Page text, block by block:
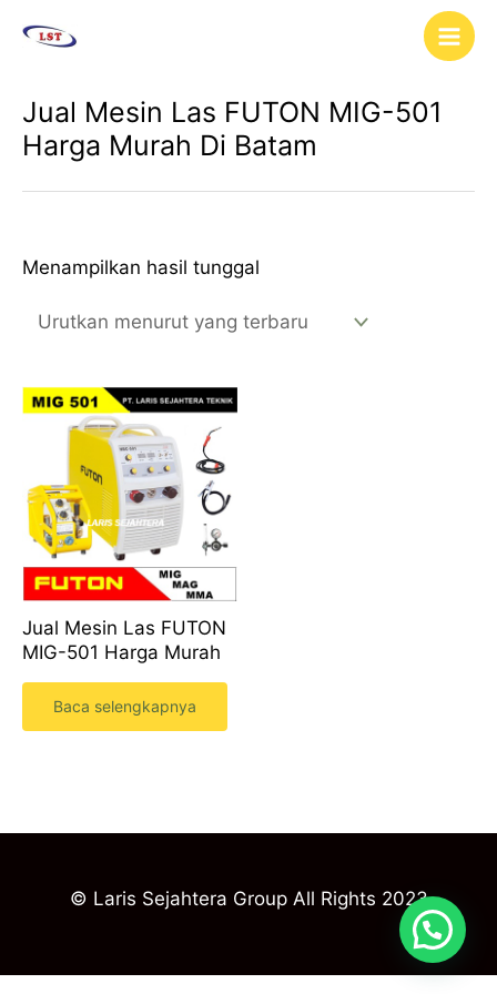
Main
Jual Mesin Las FUTON MIG-501
Harga Murah Di Batam
Menampilkan hasil tunggal
Jual Mesin Las FUTON
MIG-501 Harga Murah
Baca selengkapnya
© Laris Sejahtera Group All Rights 2023